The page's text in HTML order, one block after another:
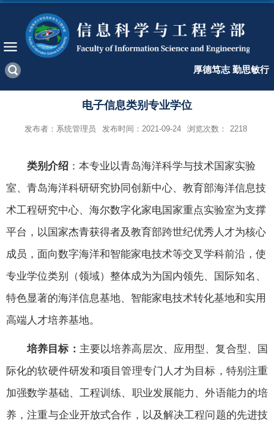
厚德笃志 勤思敏行
电子信息类别专业学位
发布者：系统管理员 发布时间：2021-09-24 浏览次数： 2218
类别介绍 ： 本专业以青岛海洋科学与技术国家实验
室、青岛海洋科研研究协同创新中心、教育部海洋信息技
术工程研究中心、海尔数字化家电国家重点实验室为支撑
平台，以国家杰青获得者及教育部跨世纪优秀人才为核心
成员，面向数字海洋和智能家电技术等交叉学科前沿，使
专业学位类别（领域）整体成为为国内领先、国际知名、
特色显著的海洋信息基地、智能家电技术转化基地和实用
高端人才培养基地。
培养目标： 主要以培养高层次、应用型、复合型、国
际化的软硬件研发和项目管理专门人才为目标，特别注重
加强数学基础、工程训练、职业发展能力、外语能力的培
养，注重与企业开放式合作，以及解决工程问题的先进技